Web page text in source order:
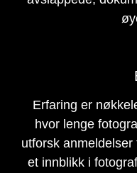
Erfaring er
hvor lenge
utforsk
et innblikk i